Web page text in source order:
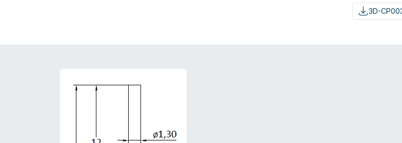
3D-